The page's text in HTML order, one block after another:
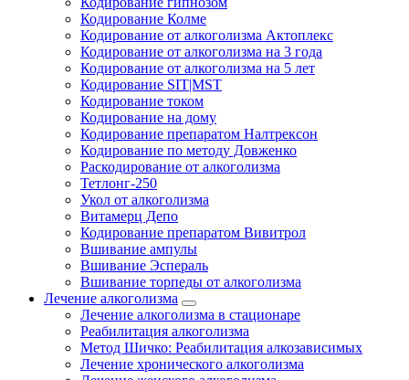
Кодирование Колме
Кодирование от алкоголизма Актоплекс
Кодирование от алкоголизма на 3 года
Кодирование от алкоголизма на 5 лет
Кодирование SIT|MST
Кодирование током
Кодирование на дому
Кодирование препаратом Налтрексон
Кодирование по методу Довженко
Раскодирование от алкоголизма
Тетлонг-250
Укол от алкоголизма
Витамерц Депо
Кодирование препаратом Вивитрол
Вшивание ампулы
Вшивание Эспераль
Вшивание торпеды от алкоголизма
Лечение алкоголизма
Лечение алкоголизма в стационаре
Реабилитация алкоголизма
Метод Шичко: Реабилитация алкозависимых
Лечение хронического алкоголизма